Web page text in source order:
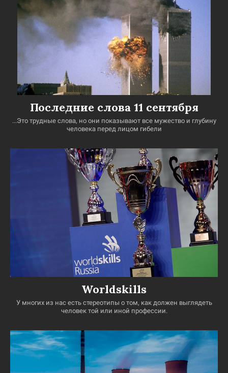
Последние слова 11 сентября
...Это трудные слова, но они показывают все мужество и глубину
человека перед лицом гибели
Worldskills
У многих из нас есть стереотипы о том, как должен выглядеть
человек той или иной профессии.